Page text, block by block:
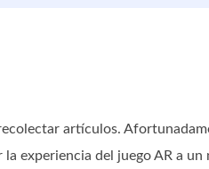
artículos.
experiencia del juego AR a un